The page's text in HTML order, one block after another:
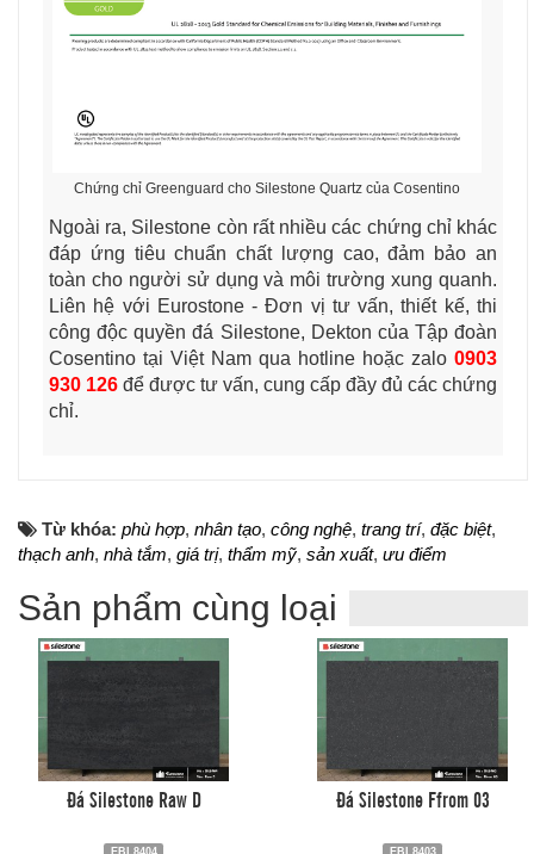
Chứng chỉ Greenguard cho Silestone Quartz của Cosentino
Ngoài ra, Silestone còn rất nhiều các chứng chỉ khác
đáp ứng tiêu chuẩn chất lượng cao, đảm bảo an
toàn cho người sử dụng và môi trường xung quanh.
Liên hệ với Eurostone - Đơn vị tư vấn, thiết kế, thi
công độc quyền đá Silestone, Dekton của Tập đoàn
Cosentino tại Việt Nam qua hotline hoặc zalo 0903
930 126 để được tư vấn, cung cấp đầy đủ các chứng
chỉ.
Từ khóa: phù hợp, nhân tạo, công nghệ, trang trí, đặc biệt,
thạch anh, nhà tắm, giá trị, thẩm mỹ, sản xuất, ưu điểm
Sản phẩm cùng loại
Đá Silestone Raw D Đá Silestone Ffrom 03